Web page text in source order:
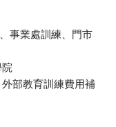
事業處訓練、門市
部教育訓練費用補